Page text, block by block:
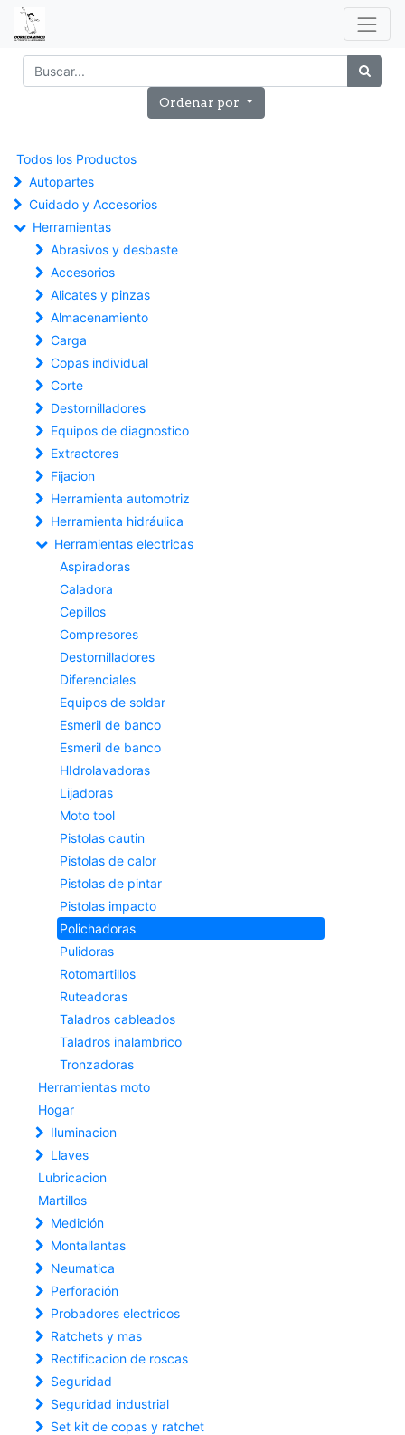
Ordenar por
Todos los Productos
Autopartes
Cuidado y Accesorios
Herramientas
Abrasivos y desbaste
Accesorios
Alicates y pinzas
Almacenamiento
Carga
Copas individual
Corte
Destornilladores
Equipos de diagnostico
Extractores
Fijacion
Herramienta automotriz
Herramienta hidráulica
Herramientas electricas
Aspiradoras
Caladora
Cepillos
Compresores
Destornilladores
Diferenciales
Equipos de soldar
Esmeril de banco
Esmeril de banco
HIdrolavadoras
Lijadoras
Moto tool
Pistolas cautin
Pistolas de calor
Pistolas de pintar
Pistolas impacto
Polichadoras
Pulidoras
Rotomartillos
Ruteadoras
Taladros cableados
Taladros inalambrico
Tronzadoras
Herramientas moto
Hogar
Iluminacion
Llaves
Lubricacion
Martillos
Medición
Montallantas
Neumatica
Perforación
Probadores electricos
Ratchets y mas
Rectificacion de roscas
Seguridad
Seguridad industrial
Set kit de copas y ratchet